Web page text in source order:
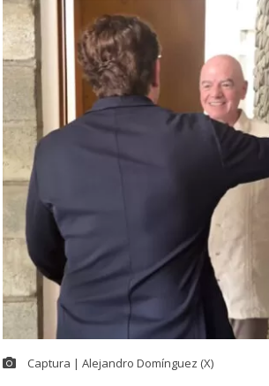
Captura | Alejandro Domínguez (X)